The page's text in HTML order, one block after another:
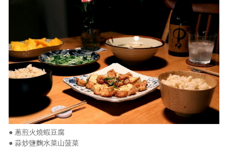
● 蔥煎火燒蝦豆腐
● 蒜炒鹽麴水菜山菠菜